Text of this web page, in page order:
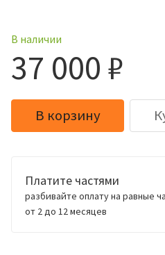
В наличии
37 000 ₽
В корзину
Платите частями
разбивайте оплату на равные
от 2 до 12 месяцев